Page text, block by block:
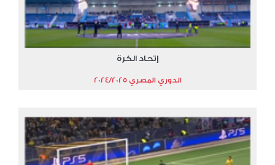
إتحاد الكرة
الدوري المصري 2024/2025